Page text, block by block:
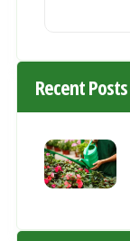
Recent Posts